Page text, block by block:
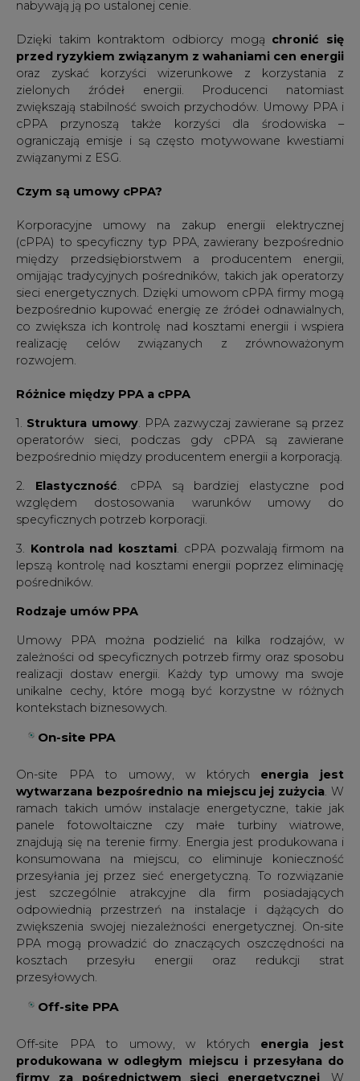
nabywają ją po ustalonej cenie.
Dzięki takim kontraktom odbiorcy mogą chronić się
przed ryzykiem związanym z wahaniami cen energii
oraz zyskać korzyści wizerunkowe z korzystania z
zielonych źródeł energii. Producenci natomiast
zwiększają stabilność swoich przychodów. Umowy PPA i
cPPA przynoszą także korzyści dla środowiska –
ograniczają emisje i są często motywowane kwestiami
związanymi z ESG.
Czym są umowy cPPA?
Korporacyjne umowy na zakup energii elektrycznej
(cPPA) to specyficzny typ PPA, zawierany bezpośrednio
między przedsiębiorstwem a producentem energii,
omijając tradycyjnych pośredników, takich jak operatorzy
sieci energetycznych. Dzięki umowom cPPA firmy mogą
bezpośrednio kupować energię ze źródeł odnawialnych,
co zwiększa ich kontrolę nad kosztami energii i wspiera
realizację celów związanych z zrównoważonym
rozwojem.
Różnice między PPA a cPPA
1. Struktura umowy. PPA zazwyczaj zawierane są przez
operatorów sieci, podczas gdy cPPA są zawierane
bezpośrednio między producentem energii a korporacją.
2. Elastyczność . cPPA są bardziej elastyczne pod
względem dostosowania warunków umowy do
specyficznych potrzeb korporacji.
3. Kontrola nad kosztami. cPPA pozwalają firmom na
lepszą kontrolę nad kosztami energii poprzez eliminację
pośredników.
Rodzaje umów PPA
Umowy PPA można podzielić na kilka rodzajów, w
zależności od specyficznych potrzeb firmy oraz sposobu
realizacji dostaw energii. Każdy typ umowy ma swoje
unikalne cechy, które mogą być korzystne w różnych
kontekstach biznesowych.
On-site PPA
On-site PPA to umowy, w których energia jest
wytwarzana bezpośrednio na miejscu jej zużycia . W
ramach takich umów instalacje energetyczne, takie jak
panele fotowoltaiczne czy małe turbiny wiatrowe,
znajdują się na terenie firmy. Energia jest produkowana i
konsumowana na miejscu, co eliminuje konieczność
przesyłania jej przez sieć energetyczną. To rozwiązanie
jest szczególnie atrakcyjne dla firm posiadających
odpowiednią przestrzeń na instalacje i dążących do
zwiększenia swojej niezależności energetycznej. On-site
PPA mogą prowadzić do znaczących oszczędności na
kosztach przesyłu energii oraz redukcji strat
przesyłowych.
Off-site PPA
Off-site PPA to umowy, w których energia jest
produkowana w odległym miejscu i przesyłana do
firmy za pośrednictwem sieci energetycznej . W